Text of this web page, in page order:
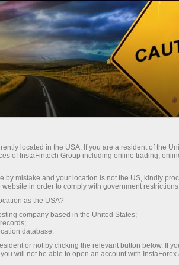
Mengenai InstaForex
anugerah
InstaForex
salah satu jenama forex
terkemuka. Syarikat di sebalik
mempunyai kedudukan
kuat dalam semua segmen
syarikat ini telah menerima
berprestij dari majalah
located in the USA. If you are a resident of the
of InstaFintech Group including online trading,
by mistake and your location is not the US, kindly
in order to comply with government
as the USA?
company based in the United States;
database.
or not by clicking the relevant button below. If
will not be able to open an account with InstaForex